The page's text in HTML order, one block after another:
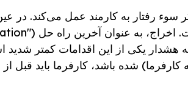
سوء رفتار به کارمند عمل می‌کند. در
یکی از این اقدامات کمتر شدید
شده باشد، کارفرما باید قبل از